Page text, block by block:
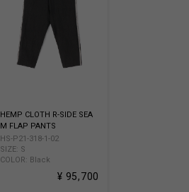
HEMP CLOTH R-SIDE SEA
M FLAP PANTS
HS-P21-318-1-02
SIZE: S
COLOR: Black
¥ 95,700